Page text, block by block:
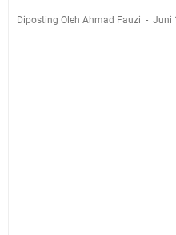
Diposting Oleh Ahmad Fauzi Juni